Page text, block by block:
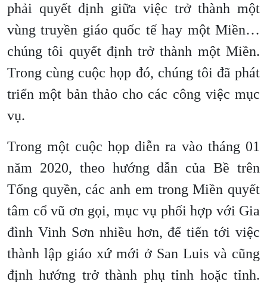
phải quyết định giữa việc trở thành một
vùng truyền giáo quốc tế hay một Miền…
chúng tôi quyết định trở thành một Miền.
Trong cùng cuộc họp đó, chúng tôi đã phát
triển một bản thảo cho các công việc mục
vụ.
Trong một cuộc họp diễn ra vào tháng 01
năm 2020, theo hướng dẫn của Bề trên
Tổng quyền, các anh em trong Miền quyết
tâm cổ vũ ơn gọi, mục vụ phối hợp với Gia
đình Vinh Sơn nhiều hơn, để tiến tới việc
thành lập giáo xứ mới ở San Luis và cũng
định hướng trở thành phụ tỉnh hoặc tỉnh.